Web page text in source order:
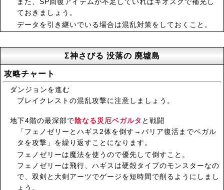
ておきましょう。
データを引き継いでいる場合は混乱対策をしておくこと。
Σ神さびる 没落の 廃墟島
攻略チャート
ダンジョンを進む
ブレイクレストの混乱攻撃に注意しましょう。
地下4階の最深部で陰なる災厄ベガルタ と戦闘
「フェノゼリーとハギス2体を倒す→バリア復活までベガル
タを攻撃」を繰り返すことになります。
フェノゼリーは魔法を使うので優先して倒すこと。
フェノゼリーは飛行、ハギスは硬殻タイプのモンスターなの
で、双剣と大剣アーツでゲージを短時間で削るようにしまし
ょう。